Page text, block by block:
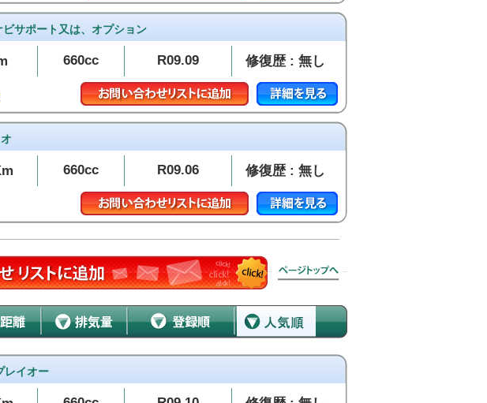
ビサポート又は、オプション
660cc R09.09 修復歴 : 無し
660cc R09.06 修復歴 : 無し
レイオー